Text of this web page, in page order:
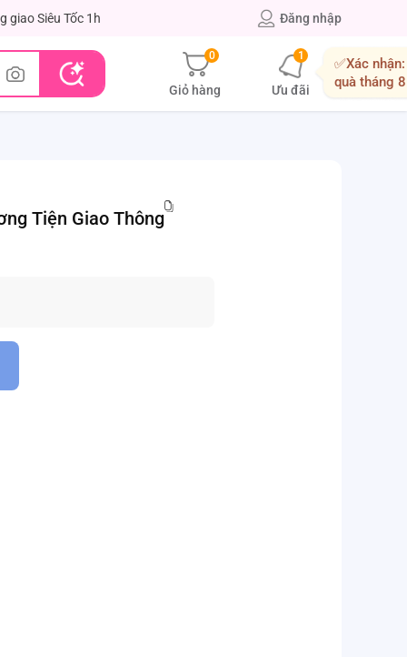
giao Siêu Tốc 1h Đăng nhập
0
Giỏ hàng
1
Ưu đãi
✅Xác
quà tháng
Tiện Giao Thông